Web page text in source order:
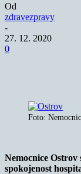
Od
zdravezpravy
-
27. 12. 2020
0
Foto:
Nemocnice
spokojenost